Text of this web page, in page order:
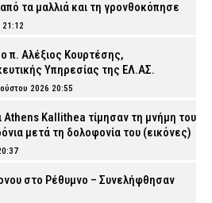
τα μαλλιά και τη γρονθοκόπησε
21:12
π. Αλέξιος Κουρτέσης,
Υπηρεσίας της ΕΛ.ΑΣ.
2026 20:55
Athens Kallithea τίμησαν τη μνήμη του
μετά τη δολοφονία του (εικόνες)
στο Ρέθυμνο – Συνελήφθησαν